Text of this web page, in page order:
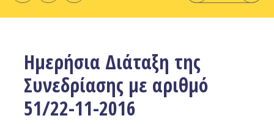
Ημερήσια Διάταξη της
Συνεδρίασης με αριθμό
51/22-11-2016